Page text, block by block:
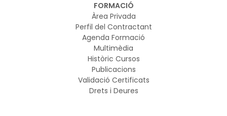
FORMACIÓ
Àrea Privada
Perfil del Contractant
Agenda Formació
Multimèdia
Històric Cursos
Publicacions
Validació Certificats
Drets i Deures